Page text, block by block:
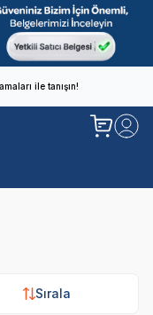
ile tanışın!
Sırala
Sırala